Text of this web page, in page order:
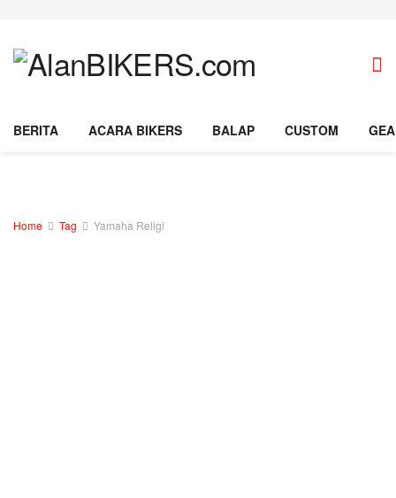
BERITA ACARA BIKERS BALAP CUSTOM
Home Tag Yamaha Religi